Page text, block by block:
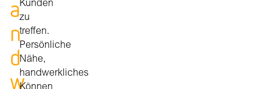
a
n
d
w
Kunden
zu
treffen.
Persönliche
Nähe,
handwerkliches